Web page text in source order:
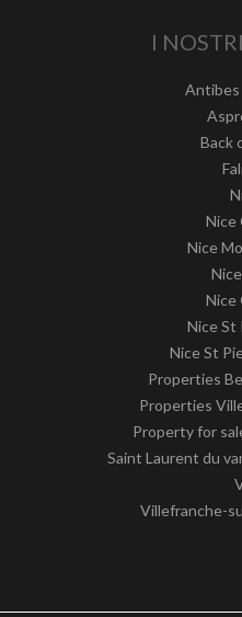
I
Antibes
Back
Nice
Nice
Nice
Nice St
Nice St
Properties
Properties
Property for
Saint Laurent du
Villefranche-